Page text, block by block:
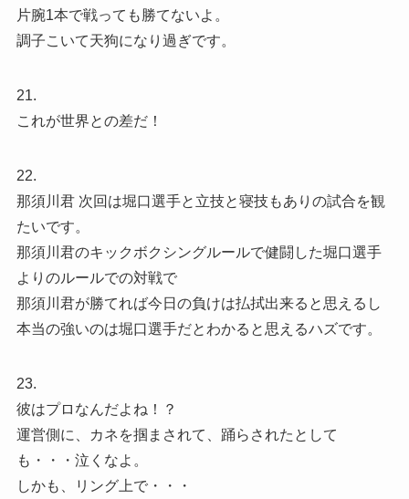
片腕1本で戦っても勝てないよ。
調子こいて天狗になり過ぎです。
21.
これが世界との差だ！
22.
那須川君 次回は堀口選手と立技と寝技もありの試合を観
たいです。
那須川君のキックボクシングルールで健闘した堀口選手
よりのルールでの対戦で
那須川君が勝てれば今日の負けは払拭出来ると思えるし
本当の強いのは堀口選手だとわかると思えるハズです。
23.
彼はプロなんだよね！？
運営側に、カネを掴まされて、踊らされたとして
も・・・泣くなよ。
しかも、リング上で・・・